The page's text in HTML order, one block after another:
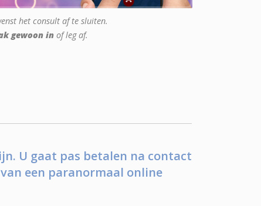
het consult af te sluiten.
gewoon in of leg af.
U gaat pas betalen na contact
een paranormaal online